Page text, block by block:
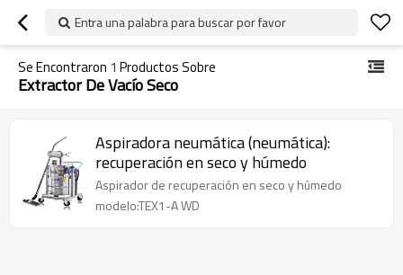
Entra una palabra para buscar por favor
Se Encontraron 1 Productos Sobre
Extractor De Vacío Seco
Aspiradora neumática (neumática):
recuperación en seco y húmedo
Aspirador de recuperación en seco y húmedo
modelo:TEX1-A WD